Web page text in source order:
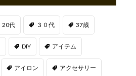
20代 ３０代 37歳
DIY アイテム
アイロン アクセサリー